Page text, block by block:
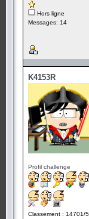
Hors ligne
Messages: 14
K4153R
Profil challenge
Classement : 14701/